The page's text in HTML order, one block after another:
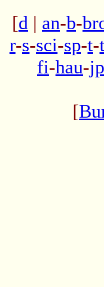
[d | an-b-
r-s-sci-sp-t-
fi-hau-jp
[